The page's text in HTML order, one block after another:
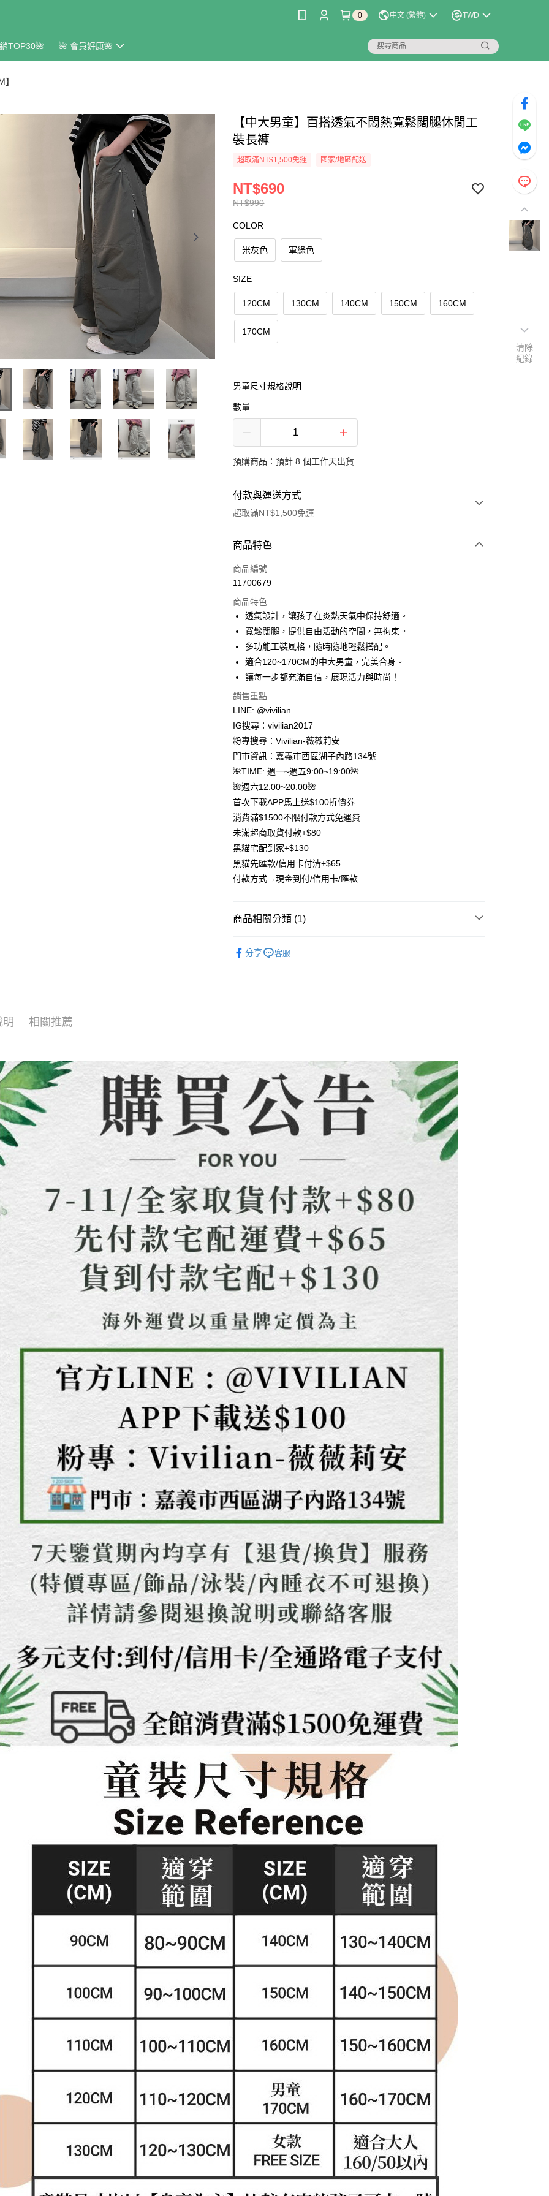
0 中文 (繁體) TWD
TOP30🌺 🌺 會員好康🌺
【中大男童】百搭透氣不悶熱寬鬆闊腿休閒工
裝長褲
超取滿NT$1,500免運 國家/地區配送
NT$990
NT$690
COLOR
米灰色 軍綠色
SIZE
120CM 130CM 140CM 150CM 160CM
170CM
男童尺寸規格說明
數量
預購商品：預計 8 個工作天出貨
付款與運送方式
超取滿NT$1,500免運
付款方式
信用卡一次付款
3 期 0 利率 每期 NT$230
合作金庫商業銀行
第一商業銀行
華南商業銀行
彰化商業銀行
國泰世華商業銀行
兆豐國際商業銀行
臺灣中小企業銀行
台中商業銀行
匯豐（台灣）商業銀行
聯邦商業銀行
玉山商業銀行
台新國際商業銀行
台灣樂天信用卡公司
超商取貨付款
Apple Pay
街口支付
悠遊付
Google Pay
大哥付你分期
相關說明
1.本服務由台灣大哥大提供，台灣大哥大用戶可立即使用無須另外申請。
2.付款方式選擇「大哥付你分期」，訂單成立後會自動跳轉到大哥付的交易
流程，驗證手機門號後，選擇欲分期的期數、繳款截止日，確認付款後即
完成交易。
3.實際核准額度、可分期數及費用金額請依後續交易確認頁面所載為準。
4.訂單成立30分鐘內，如未前往確認交易或遇審核未通過，訂單將自動取
無法說明評估內容。
醒簡訊。
【注意事項】
AFTEE先享後付
相關說明
【關於「AFTEE先享後付」】
便利好安心！
１．簡單：不需註冊會員、不需綁卡、不需儲值。
２．便利：只要手機號碼，簡訊認證，即可結帳。
３．安心：先確認商品／服務後，再付款。
１．於結帳方式選擇「AFTEE先享後付」後，將跳轉至「AFTEE先享後
３．收到繳費通知簡訊後14天內，點擊此簡訊中的連結，可透過四大超商
１．透過由恩沛科技股份有限公司提供之「AFTEE先享後付」服務完成之
交易，需依本服務之必要範圍內提供個人資料，並將交易相關給付款項請
求債權轉讓予恩沛科技股份有限公司。
２．關於個人資料處理事宜，請瀏覽以下網址：
https://aftee.tw/terms/#terms3
３．未成年的使用者請事先徵得法定代理人或監護人之同意方可使用
「AFTEE先享後付」，若未經同意申辦者引起之損失，本公司不負相關責
任。
４．使用「AFTEE先享後付」時，將依據個別帳號之用戶狀況，依本公司
即時審查核予不同之上限額度；若仍有額度不足之情形，本公司將視審查
５．嚴禁一人註冊多個帳號或使用他人資訊註冊。若發現惡意使用之情
形，恩沛科技股份有限公司將有權停止該用戶之使用額度並採取法律行
動。
ATM付款
貨到付款
全家取貨付款
每筆NT$130，滿NT$1,500(含以上)免運費
海外配送 查看運費
商品特色
商品編號
11700679
商品特色
透氣設計，讓孩子在炎熱天氣中保持舒適。
寬鬆闊腿，提供自由活動的空間，無拘束。
多功能工裝風格，隨時隨地輕鬆搭配。
適合120~170CM的中大男童，完美合身。
讓每一步都充滿自信，展現活力與時尚！
銷售重點
LINE: @vivilian
IG搜尋：vivilian2017
粉專搜尋：Vivilian-薇薇莉安
門市資訊：嘉義市西區湖子內路134號
🌺TIME: 週一~週五9:00~19:00🌺
🌺週六12:00~20:00🌺
首次下載APP馬上送$100折價券
消費滿$1500不限付款方式免運費
未滿超商取貨付款+$80
黑貓宅配到家+$130
黑貓先匯款/信用卡付清+$65
付款方式→現金到付/信用卡/匯款
商品相關分類 (1)
分享
客服
明 相關推薦
清除
紀錄